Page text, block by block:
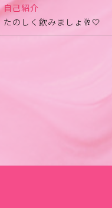
自己紹介
たのしく飲みましょ🥂🤍